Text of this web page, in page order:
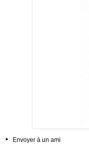
Envoyer à un ami